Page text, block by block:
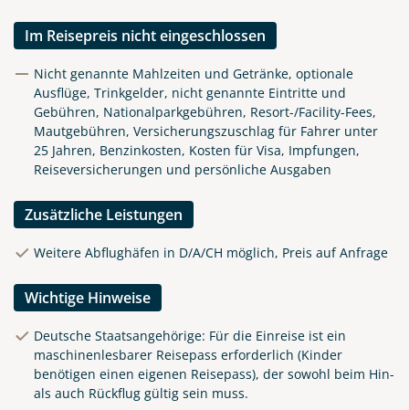
Im Reisepreis nicht eingeschlossen
Nicht genannte Mahlzeiten und Getränke, optionale
Ausflüge, Trinkgelder, nicht genannte Eintritte und
Gebühren, Nationalparkgebühren, Resort-/Facility-Fees,
Mautgebühren, Versicherungszuschlag für Fahrer unter
25 Jahren, Benzinkosten, Kosten für Visa, Impfungen,
Reiseversicherungen und persönliche Ausgaben
Zusätzliche Leistungen
Weitere Abflughäfen in D/A/CH möglich, Preis auf Anfrage
Wichtige Hinweise
Deutsche Staatsangehörige: Für die Einreise ist ein
maschinenlesbarer Reisepass erforderlich (Kinder
benötigen einen eigenen Reisepass), der sowohl beim Hin-
als auch Rückflug gültig sein muss.